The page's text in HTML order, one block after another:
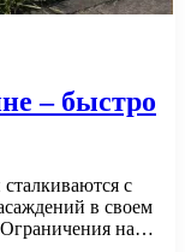
– быстро
с
в своем
Ограничения на…